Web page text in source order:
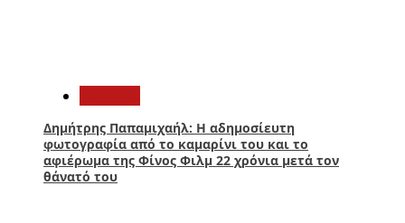
Δημήτρης Παπαμιχαήλ: Η αδημοσίευτη
φωτογραφία από το καμαρίνι του και το
αφιέρωμα της Φίνος Φιλμ 22 χρόνια μετά τον
θάνατό του